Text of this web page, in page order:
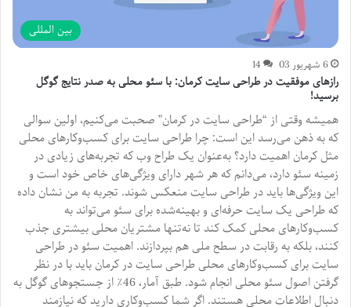
بین المللی
6 شهریور 03 14
رازهای موفقیت در طراحی سایت کرمان: با سئو محلی به صدر نتایج گوگل
برسید!
همیشه وقتی از “طراحی سایت در کرمان” صحبت می‌کنیم، اولین سوالی
که به ذهن می‌رسد این است: چرا طراحی سایت برای کسب‌وکارهای محلی
مثل کرمان اهمیت دارد؟ به‌عنوان یک طراح وب که تجربه‌های زیادی در
زمینه سئو دارد، می‌دانم که هر شهر دارای ویژگی‌های خاص خود است و
این ویژگی‌ها باید در طراحی سایت منعکس شوند. تجربه به من نشان داده
که طراحی یک سایت حرفه‌ای و بهینه‌شده برای سئو می‌تواند به
کسب‌وکارهای محلی کمک کند تا نه‌تنها مشتریان محلی بیشتری جذب
کنند، بلکه به رقابت در سطح ملی هم بپردازند. اهمیت سئو در طراحی
سایت برای کسب‌وکارهای محلی طراحی سایت در کرمان باید با در نظر
گرفتن اصول سئو محلی انجام شود. طبق آمار، 46٪ از جستجوهای گوگل به
دنبال اطلاعات محلی هستند. اگر شما کسب‌وکاری دارید که نیازمند